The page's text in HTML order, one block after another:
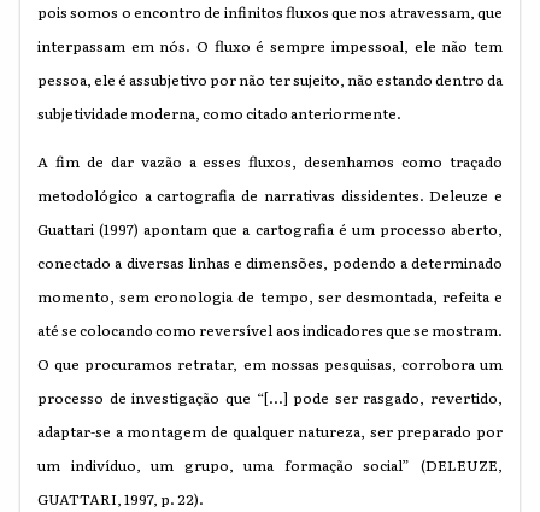
pois somos o encontro de infinitos fluxos que nos atravessam, que
interpassam em nós. O fluxo é sempre impessoal, ele não tem
pessoa, ele é assubjetivo por não ter sujeito, não estando dentro da
subjetividade moderna, como citado anteriormente.
A fim de dar vazão a esses fluxos, desenhamos como traçado
metodológico a cartografia de narrativas dissidentes. Deleuze e
Guattari (1997) apontam que a cartografia é um processo aberto,
conectado a diversas linhas e dimensões, podendo a determinado
momento, sem cronologia de tempo, ser desmontada, refeita e
até se colocando como reversível aos indicadores que se mostram.
O que procuramos retratar, em nossas pesquisas, corrobora um
processo de investigação que “[...] pode ser rasgado, revertido,
adaptar-se a montagem de qualquer natureza, ser preparado por
um indivíduo, um grupo, uma formação social” (DELEUZE,
GUATTARI, 1997, p. 22).